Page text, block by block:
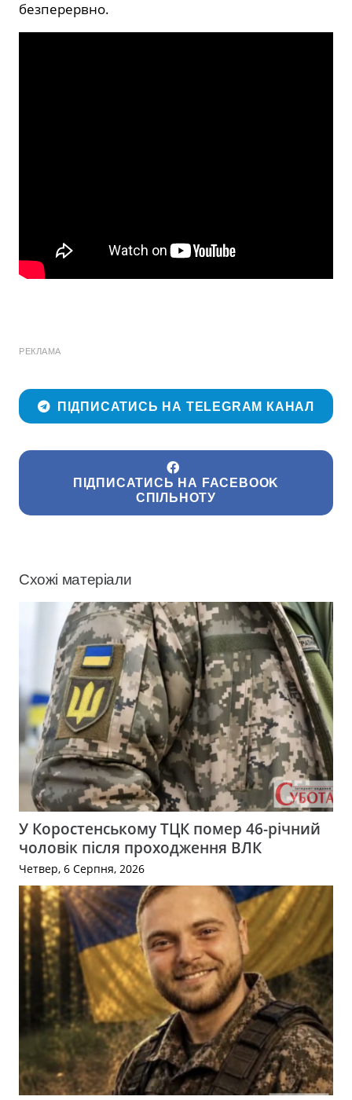
безперервно.
РЕКЛАМА
ПІДПИСАТИСЬ НА TELEGRAM КАНАЛ
ПІДПИСАТИСЬ НА FACEBOOK
СПІЛЬНОТУ
Схожі матеріали
У Коростенському ТЦК помер 46-річний
чоловік після проходження ВЛК
Четвер, 6 Серпня, 2026